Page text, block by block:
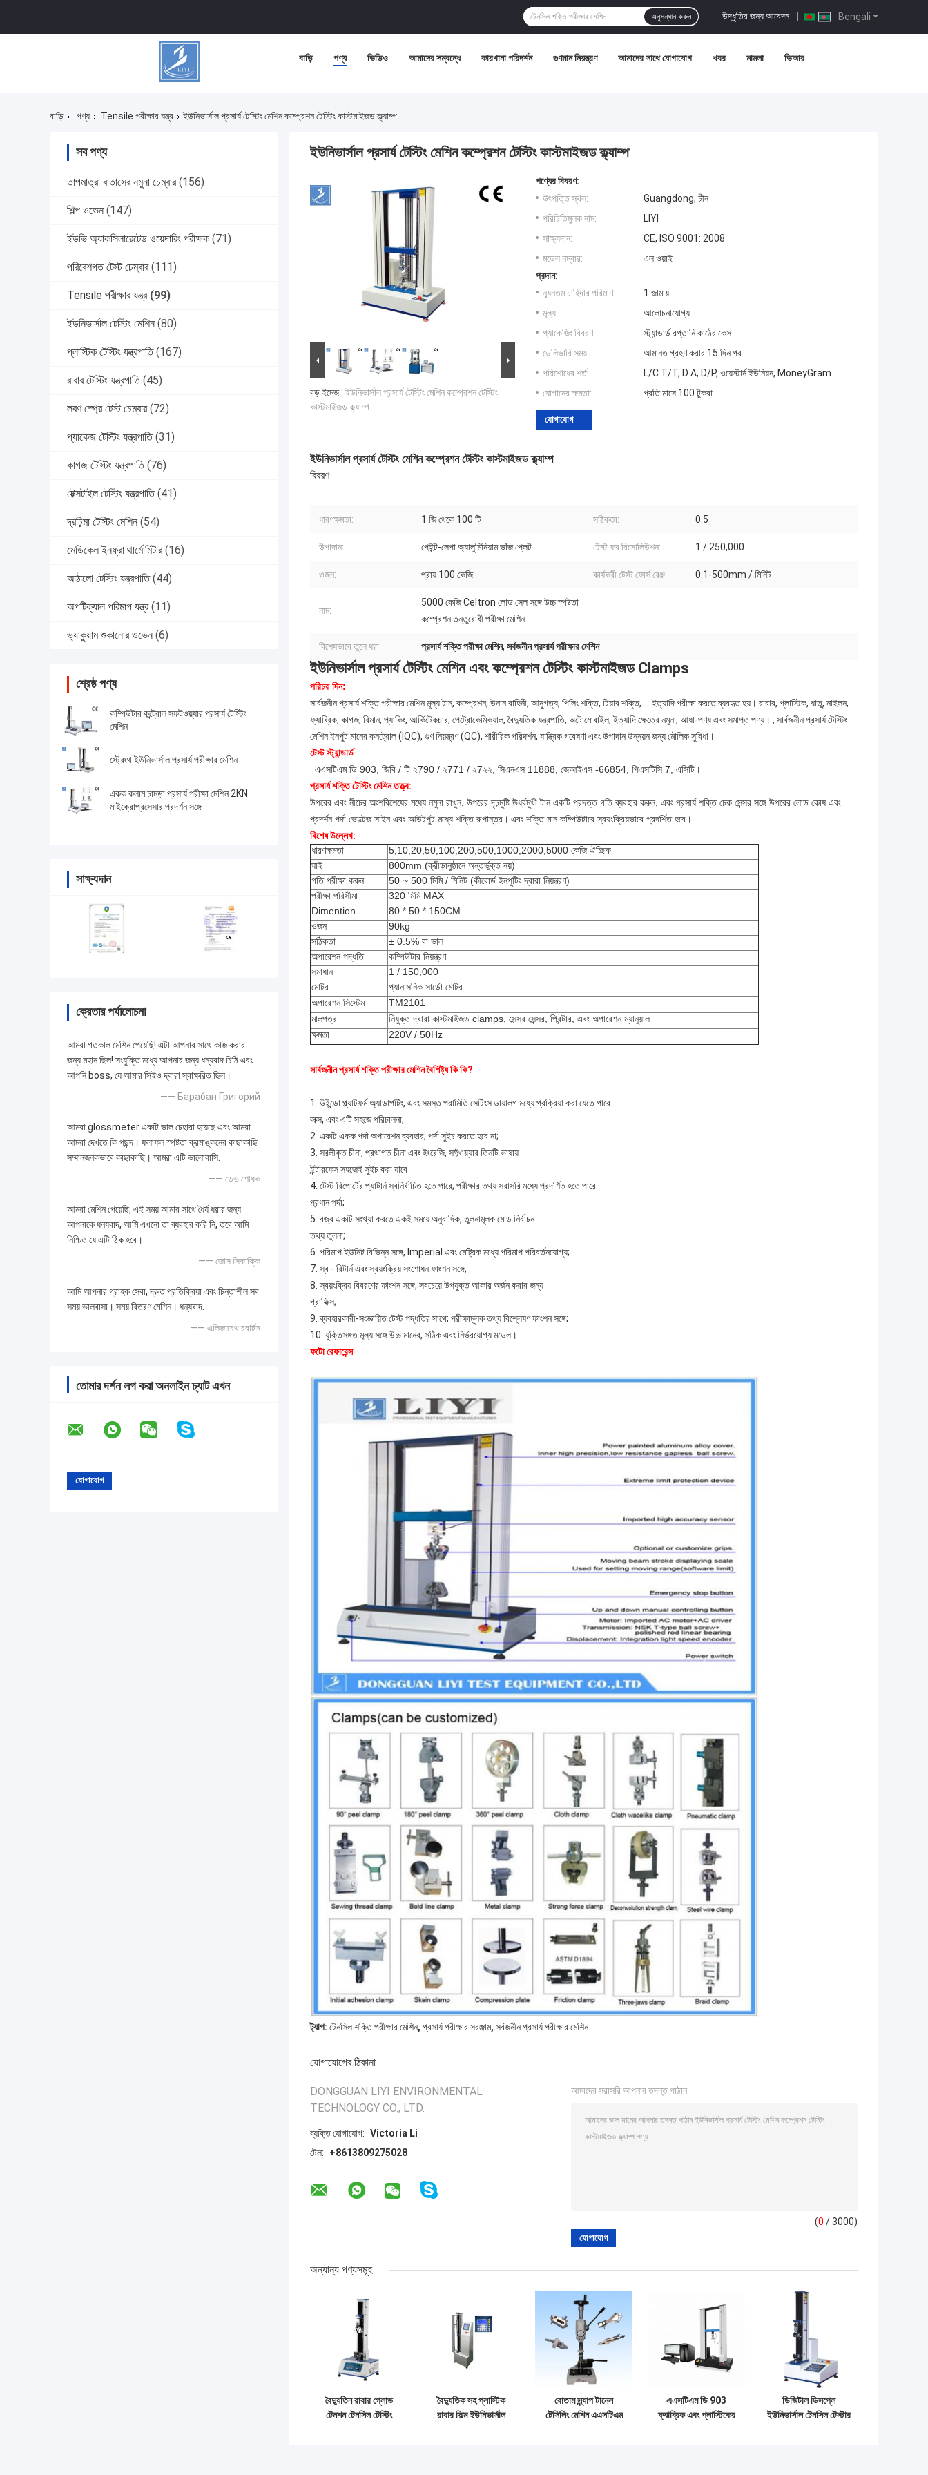
Bengali
উদ্ধৃতির জন্য আবেদন |
অনুসন্ধান করুন
বাড়ি পণ্য ভিডিও আমাদের সম্বন্ধে কারখানা পরিদর্শন গুণমান নিয়ন্ত্রণ আমাদের সাথে যোগাযোগ খবর মামলা ভিআর
বাড়ি পণ্য Tensile পরীক্ষার যন্ত্র ইউনিভার্সাল প্রসার্য টেস্টিং মেশিন কম্প্রেশন টেস্টিং কাস্টমাইজড ক্ল্যাম্প
সব পণ্য
তাপমাত্রা বাতাসের নমুনা চেম্বার (156)
শিল্প ওভেন (147)
ইউভি অ্যাকসিলারেটেড ওয়েদারিং পরীক্ষক (71)
পরিবেশগত টেস্ট চেম্বার (111)
Tensile পরীক্ষার যন্ত্র (99)
ইউনিভার্সাল টেস্টিং মেশিন (80)
প্লাস্টিক টেস্টিং যন্ত্রপাতি (167)
রাবার টেস্টিং যন্ত্রপাতি (45)
লবণ স্প্রে টেস্ট চেম্বার (72)
প্যাকেজ টেস্টিং যন্ত্রপাতি (31)
কাগজ টেস্টিং যন্ত্রপাতি (76)
টেক্সটাইল টেস্টিং যন্ত্রপাতি (41)
দ্রঢ়িমা টেস্টিং মেশিন (54)
মেডিকেল ইনফ্রা থার্মোমিটার (16)
আঠালো টেস্টিং যন্ত্রপাতি (44)
অপটিক্যাল পরিমাপ যন্ত্র (11)
ভ্যাকুয়াম শুকানোর ওভেন (6)
শ্রেষ্ঠ পণ্য
কম্পিউটার কন্ট্রোল সফটওয়্যার প্রসার্য টেস্টিং
মেশিন
স্ট্রেংথ ইউনিভার্সাল প্রসার্য পরীক্ষার মেশিন
একক কলাম চামড়া প্রসার্য পরীক্ষা মেশিন 2KN
মাইক্রোপ্রসেসার প্রদর্শন সঙ্গে
সাক্ষ্যদান
ক্রেতার পর্যালোচনা
আমরা গতকাল মেশিন পেয়েছি! এটা আপনার সাথে কাজ করার
জন্য মহান ছিল! সংযুক্তি মধ্যে আপনার জন্য ধন্যবাদ চিঠি এবং
আপনি boss, যে আমার সিইও দ্বারা স্বাক্ষরিত ছিল।
—— Барабан Григорий
আমরা glossmeter একটি ভাল চেহারা হয়েছে এবং আমরা
আমরা দেখতে কি পছন্দ। ফলাফল স্পষ্টতা ক্রমাঙ্কনের কাছাকাছি
সম্মানজনকভাবে কাছাকাছি। আমরা এটি ভালোবাসি.
—— ডেভ শোধক
আমরা মেশিন পেয়েছি, এই সময় আমার সাথে ধৈর্য ধরার জন্য
আপনাকে ধন্যবাদ, আমি এখনো তা ব্যবহার করি নি, তবে আমি
নিশ্চিত যে এটি ঠিক হবে।
—— জোস সিকাক্কি
আমি আপনার গ্রাহক সেবা, দ্রুত প্রতিক্রিয়া এবং চিন্তাশীল সব
সময় ভালবাসা। সময় বিতরণ মেশিন। ধন্যবাদ.
—— এলিজাবেথ রবার্টস
তোমার দর্শন লগ করা অনলাইন চ্যাট এখন
ইউনিভার্সাল প্রসার্য টেস্টিং মেশিন কম্প্রেশন টেস্টিং কাস্টমাইজড ক্ল্যাম্প
বড় ইমেজ : ইউনিভার্সাল প্রসার্য টেস্টিং মেশিন কম্প্রেশন টেস্টিং
কাস্টমাইজড ক্ল্যাম্প
পণ্যের বিবরণ:
উৎপত্তি স্থল:
Guangdong, চীন
পরিচিতিমুলক নাম:
LIYI
সাক্ষ্যদান:
CE, ISO 9001: 2008
মডেল নম্বার:
এল ওয়াই
প্রদান:
ন্যূনতম চাহিদার পরিমাণ:
1 জামায়
মূল্য:
আলোচনাযোগ্য
প্যাকেজিং বিবরণ:
স্ট্যান্ডার্ড রপ্তানি কাঠের কেস
ডেলিভারি সময়:
আমানত গ্রহণ করার 15 দিন পর
পরিশোধের শর্ত:
L/C T/T, D A, D/P, ওয়েস্টার্ন ইউনিয়ন, MoneyGram
যোগানের ক্ষমতা:
প্রতি মাসে 100 টুকরা
যোগাযোগ
ইউনিভার্সাল প্রসার্য টেস্টিং মেশিন কম্প্রেশন টেস্টিং কাস্টমাইজড ক্ল্যাম্প
বিবরণ
ধারণক্ষমতা: 1 জি থেকে 100 টি সঠিকতা: 0.5
উপাদান: পেইন্ট-লেপা অ্যালুমিনিয়াম ভাঁজ প্লেট টেস্ট ফর রিসোলিউশন: 1 / 250,000
ওজন: প্রায় 100 কেজি কার্যকরী টেস্ট ফোর্স রেঞ্জ: 0.1-500mm / মিনিট
নাম:
5000 কেজি Celtron লোড সেল সঙ্গে উচ্চ স্পষ্টতা
কম্প্রেশন তন্তুরোধী পরীক্ষা মেশিন
বিশেষভাবে তুলে ধরা: প্রসার্য শক্তি পরীক্ষা মেশিন, সর্বজনীন প্রসার্য পরীক্ষার মেশিন
ইউনিভার্সাল প্রসার্য টেস্টিং মেশিন এবং কম্প্রেশন টেস্টিং কাস্টমাইজড Clamps
পরিচয় দিন:
সার্বজনীন প্রসার্য শক্তি পরীক্ষার মেশিন মূল্য টান, কম্প্রেশন, উনান বাহিনী, আনুগত্য, পিলিং শক্তি, টিয়ার শক্তি, ... ইত্যাদি পরীক্ষা করতে ব্যবহৃত হয়। রাবার, প্লাস্টিক, ধাতু, নাইলন,
ফ্যাব্রিক, কাগজ, বিমান, প্যাকিং, আর্কিটেকচার, পেট্রোকেমিক্যাল, বৈদ্যুতিক যন্ত্রপাতি, অটোমোবাইল, ইত্যাদি ক্ষেত্রে নমুনা, আধা-পণ্য এবং সমাপ্ত পণ্য। , সার্বজনীন প্রসার্য টেস্টিং
মেশিন ইনপুট মানের কনট্রোল (IQC), গুণ নিয়ন্ত্রণ (QC), শারীরিক পরিদর্শন, যান্ত্রিক গবেষণা এবং উপাদান উন্নয়ন জন্য মৌলিক সুবিধা।
টেস্ট স্ট্যান্ডার্ড
এএসটিএম ডি 903, জিবি / টি ২790 / ২771 / ২7২২, সিএনএস 11888, জেআইএস -66854, পিএসটিসি 7, এসিটি।
প্রসার্য শক্তি টেস্টিং মেশিন তত্ত্ব:
উপরের এবং নীচের অংশবিশেষের মধ্যে নমুনা রাখুন, উপরের দৃঢ়মুষ্টি ঊর্ধ্বমুখী টান একটি প্রদত্ত গতি ব্যবহার করুন, এবং প্রসার্য শক্তি চেক সেন্সর সঙ্গে উপরের লোড কোষ এবং
প্রদর্শন পর্দা ভোল্টেজ সাইন এবং আউটপুট মধ্যে শক্তি রূপান্তর। এবং শক্তি মান কম্পিউটারে স্বয়ংক্রিয়ভাবে প্রদর্শিত হবে।
বিশেষ উল্লেখ:
ধারণক্ষমতা
5,10,20,50,100,200,500,1000,2000,5000 কেজি ঐচ্ছিক
ঘাই
800mm (ক্রীড়ানুষ্ঠানে অন্তর্ভুক্ত নয়)
গতি পরীক্ষা করুন
50 ~ 500 মিমি / মিনিট (কীবোর্ড ইনপুটিং দ্বারা নিয়ন্ত্রণ)
পরীক্ষা পরিসীমা
320 মিমি MAX
Dimention
80 * 50 * 150CM
ওজন
90kg
সঠিকতা
± 0.5% বা ভাল
অপারেশন পদ্ধতি
কম্পিউটার নিয়ন্ত্রণ
সমাধান
1 / 150,000
মোটর
প্যানাসনিক সার্ডো মোটর
অপারেশন সিস্টেম
TM2101
মালপত্র
নিযুক্ত দ্বারা কাস্টমাইজড clamps, সেন্সর সেন্সর, প্রিন্টার, এবং অপারেশন ম্যানুয়াল
ক্ষমতা
220V / 50Hz
সার্বজনীন প্রসার্য শক্তি পরীক্ষার মেশিন বৈশিষ্ট্য কি কি?
1. উইন্ডো প্ল্যাটফর্ম অ্যাডাপটিং, এবং সমস্ত পরামিতি সেটিংস ডায়ালগ মধ্যে প্রক্রিয়া করা যেতে পারে
বাক্স, এবং এটি সহজে পরিচালনা;
2. একটি একক পর্দা অপারেশন ব্যবহার; পর্দা সুইচ করতে হবে না;
3. সরলীকৃত চীনা, প্রথাগত চীনা এবং ইংরেজি, সফ্টওয়্যার তিনটি ভাষায়
ইন্টারফেস সহজেই সুইচ করা যাবে
4. টেস্ট রিপোর্টের প্যাটার্ন স্বনির্বাচিত হতে পারে; পরীক্ষার তথ্য সরাসরি মধ্যে প্রদর্শিত হতে পারে
প্রধান পর্দা;
5. বজ্র একটি সংখ্যা করতে একই সময়ে অনুবাদিক, তুলনামূলক মোড নির্বাচন
তথ্য তুলনা;
6. পরিমাপ ইউনিট বিভিন্ন সঙ্গে, Imperial এবং মেট্রিক মধ্যে পরিমাপ পরিবর্তনযোগ্য;
7. স্ব - রিটার্ন এবং স্বয়ংক্রিয় সংশোধন ফাংশন সঙ্গে;
8. স্বয়ংক্রিয় বিবরণের ফাংশন সঙ্গে, সবচেয়ে উপযুক্ত আকার অর্জন করার জন্য
গ্রাফিক্স;
9. ব্যবহারকারী-সংজ্ঞায়িত টেস্ট পদ্ধতির সাথে; পরীক্ষামূলক তথ্য বিশ্লেষণ ফাংশন সঙ্গে;
10. যুক্তিসঙ্গত মূল্য সঙ্গে উচ্চ মানের, সঠিক এবং নির্ভরযোগ্য মডেল।
ফটো রেফারেন্স
ট্যাগ: টেনসিল শক্তি পরীক্ষার মেশিন, প্রসার্য পরীক্ষার সরঞ্জাম, সর্বজনীন প্রসার্য পরীক্ষার মেশিন
যোগাযোগের ঠিকানা
DONGGUAN LIYI ENVIRONMENTAL
TECHNOLOGY CO., LTD.
ব্যক্তি যোগাযোগ: Victoria Li
টেল:
+8613809275028
আমাদের সরাসরি আপনার তদন্ত পাঠান
(0 / 3000)
অন্যান্য পণ্যসমূহ
বৈদ্যুতিন রাবার গ্লোভ
টেনশন টেনসিল টেস্টিং
বৈদ্যুতিক সহ প্লাস্টিক
রাবার ফিল্ম ইউনিভার্সাল
বোতাম স্ন্যাপ টানেল
টেসিলিং মেশিন এএসটিএম
এএসটিএম ডি 903
ফ্যাব্রিক এবং প্লাস্টিকের
ডিজিটাল ডিসপ্লে
ইউনিভার্সাল টেনসিল টেস্টার